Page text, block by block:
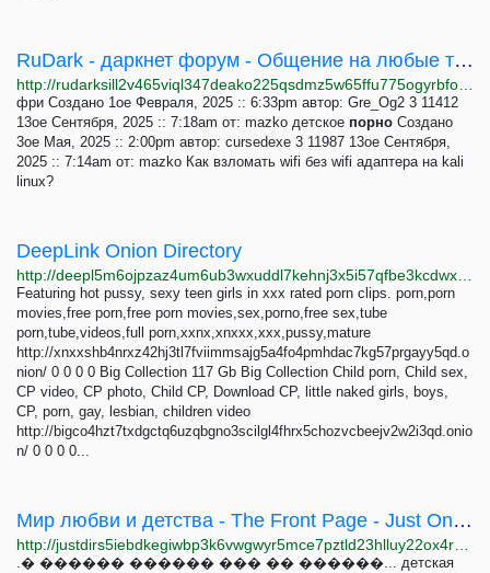
RuDark - даркнет форум - Общение на любые темы
фри Создано 1ое Февраля, 2025 :: 6:33pm автор: Gre_Og2 3 11412
13ое Сентября, 2025 :: 7:18am от: mazko детское порно Создано
3ое Мая, 2025 :: 2:00pm автор: cursedexe 3 11987 13ое Сентября,
2025 :: 7:14am от: mazko Как взломать wifi без wifi адаптера на kali
linux?
DeepLink Onion Directory
Featuring hot pussy, sexy teen girls in xxx rated porn clips. porn,porn
movies,free porn,free porn movies,sex,porno,free sex,tube
porn,tube,videos,full porn,xxnx,xnxxx,xxx,pussy,mature
http://xnxxshb4nrxz42hj3tl7fviimmsajg5a4fo4pmhdac7kg57prgayy5qd.o
nion/ 0 0 0 0 Big Collection 117 Gb Big Collection Child porn, Child sex,
CP video, CP photo, Child CP, Download CP, little naked girls, boys,
CP, porn, gay, lesbian, children video
http://bigco4hzt7txdgctq6uzqbgno3scilgl4fhrx5chozvcbeejv2w2i3qd.onio
n/ 0 0 0 0...
Мир любви и детства - The Front Page - Just Onion
.� ������ ������ ��� �� ������... детская